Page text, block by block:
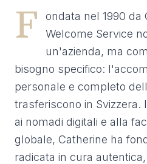
F
ondata nel 1990 da
Welcome Service
un'azienda, ma
bisogno specifico:
personale e completo
trasferiscono in
ai nomadi digitali e alla
globale, Catherine ha
radicata in cura